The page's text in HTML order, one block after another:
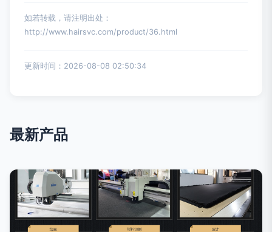
如若转载，请注明出处：
http://www.hairsvc.com/product/36.html
更新时间：2026-08-08 02:50:34
最新产品